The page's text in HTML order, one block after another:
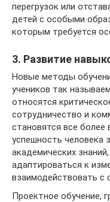
перегрузок или
детей с особыми
которым требуется
3. Развитие
Новые методы
учеников так
относятся
сотрудничество и
становятся все
успешность человека
академических
адаптироваться к
взаимодействовать с
Проектное обучение,